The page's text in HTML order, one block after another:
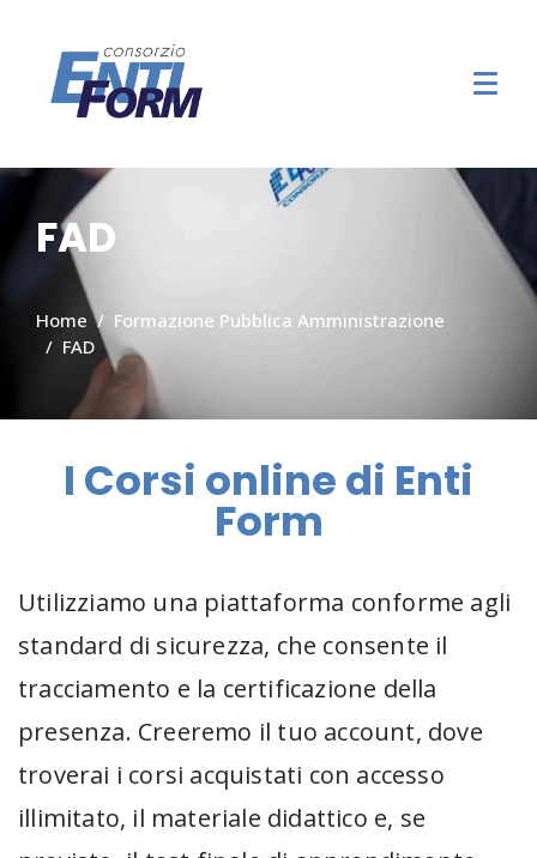
FAD
Home
Formazione Pubblica Amministrazione
FAD
I Corsi online di Enti
Form
Utilizziamo una piattaforma conforme agli
standard di sicurezza, che consente il
tracciamento e la certificazione della
presenza. Creeremo il tuo account, dove
troverai i corsi acquistati con accesso
illimitato, il materiale didattico e, se